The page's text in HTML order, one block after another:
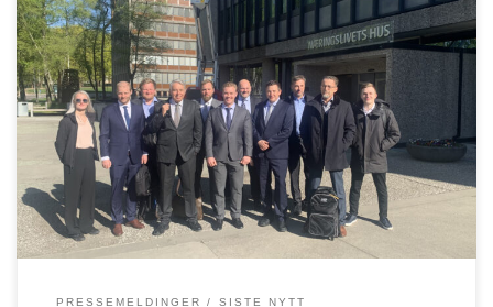
Hovedoppgjøret for flyteknikeroverenskomsten 2022-2024 har
startet mellom NFO og NHO luftfart. Forhandlingene startet torsdag
05.Mai.2022 kl. 10.00. og vi forventer å bli ferdige fredag kveld
06.Mai.2022 NFO stiller med en delegasjon som består av 14
personer, som inneholder representanter fra alle selskaper, leder,
nestleder og organisasjonssekretær og advokat. NHO
PRESSEMELDINGER SISTE NYTT